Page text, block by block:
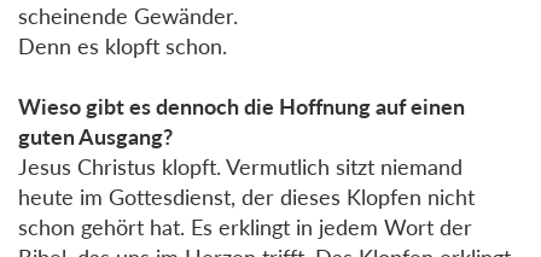
scheinende Gewänder.
Denn es klopft schon.
Wieso gibt es dennoch die Hoffnung auf einen
guten Ausgang?
Jesus Christus klopft. Vermutlich sitzt niemand
heute im Gottesdienst, der dieses Klopfen nicht
schon gehört hat. Es erklingt in jedem Wort der